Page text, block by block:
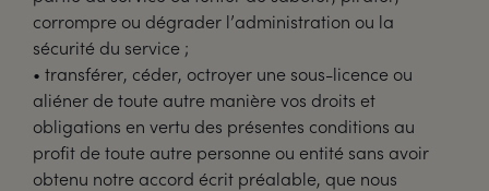
corrompre ou dégrader l’administration ou la
sécurité du service ;
• transférer, céder, octroyer une sous-licence ou
aliéner de toute autre manière vos droits et
obligations en vertu des présentes conditions au
profit de toute autre personne ou entité sans avoir
obtenu notre accord écrit préalable, que nous